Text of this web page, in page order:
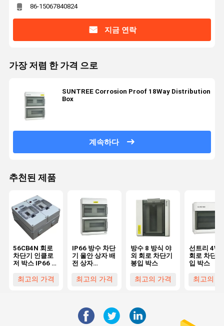
86-15067840824
지금 연락
가장 저렴 한 가격 으로
SUNTREE Corrosion Proof 18Way Distribution
Box
계속하다
추천된 제품
56CB4N 회로
차단기 인클로
저 박스 IP66 비
배전함
최고의 가격
IP66 방수 차단
기 울안 상자 배
전 상자
최고의 가격
방수 8 방식 야
외 회로 차단기
봉입 박스
최고의 가격
선트리
회로 차단기
입 박스
최고의